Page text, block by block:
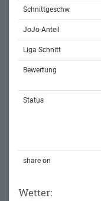
Schnittgeschw.
JoJo-Anteil
Liga Schnitt
Bewertung
Status
share on
Wetter: